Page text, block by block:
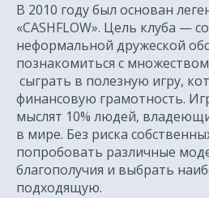
В 2010 году был основан
«CASHFLOW». Цель клуба —
неформальной дружеской
познакомиться с
сыграть в полезную игру,
финансовую грамотность.
мыслят 10% людей,
в мире. Без риска
попробовать различные
благополучия и выбрать
подходящую.